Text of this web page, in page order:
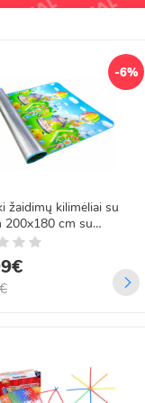
-6%
žaidimų kilimėliai su
200x180 cm su
folija
šalčio ir